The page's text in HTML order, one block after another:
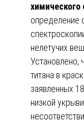
химического
определение
нелетучих
Установлено,
титана в
заявленных
низкой